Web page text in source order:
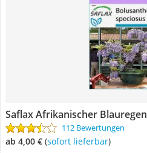
Saflax Afrikanischer Blauregen
112 Bewertungen
ab 4,00 € ( Sofort lieferbar)